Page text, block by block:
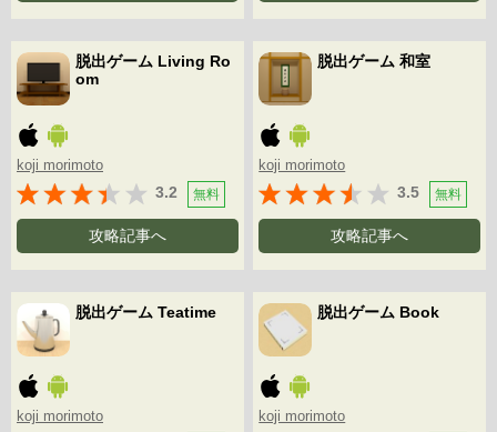
脱出ゲーム Living Ro
om
koji morimoto
3.2 無料
攻略記事へ
脱出ゲーム 和室
koji morimoto
3.5 無料
攻略記事へ
脱出ゲーム Teatime
koji morimoto
脱出ゲーム Book
koji morimoto